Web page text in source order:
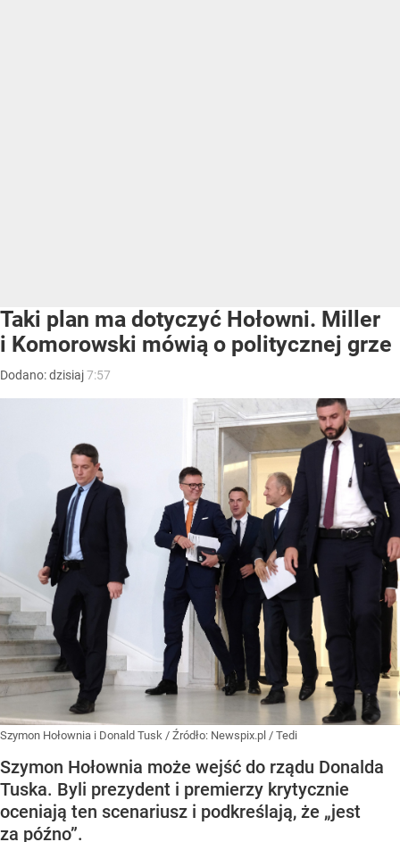
Taki plan ma dotyczyć Hołowni. Miller
i Komorowski mówią o politycznej grze
Dodano:dzisiaj7:57
Szymon Hołownia i Donald Tusk / Źródło: Newspix.pl / Tedi
Szymon Hołownia może wejść do rządu Donalda
Tuska. Byli prezydent i premierzy krytycznie
oceniają ten scenariusz i podkreślają, że „jest
za późno”.